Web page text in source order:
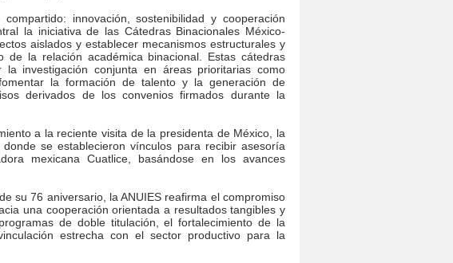
innovación, sostenibilidad y cooperación
la iniciativa de las Cátedras Binacionales México-
aislados y establecer mecanismos estructurales y
de la relación académica binacional. Estas cátedras
investigación conjunta en áreas prioritarias como
la formación de talento y la generación de
derivados de los convenios firmados durante la
a la reciente visita de la presidenta de México, la
se establecieron vínculos para recibir asesoría
mexicana Cuatlice, basándose en los avances
su 76 aniversario, la ANUIES reafirma el compromiso
una cooperación orientada a resultados tangibles y
de doble titulación, el fortalecimiento de la
estrecha con el sector productivo para la